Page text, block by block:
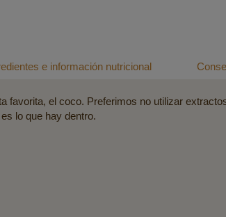
favorita, el coco. Preferimos no utilizar
lo que hay dentro.
e información nutricional